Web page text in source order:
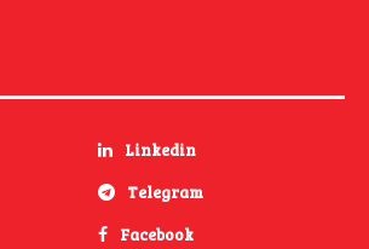
Linkedin
Telegram
Facebook